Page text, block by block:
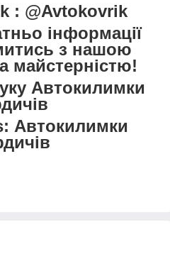
: @Avtokovrik
інформації
з нашою
майстерністю!
Автокилимки
Автокилимки